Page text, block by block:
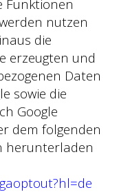
Funktionen
nutzen
die
erzeugten und
Daten
sowie die
Google
dem folgenden
herunterladen